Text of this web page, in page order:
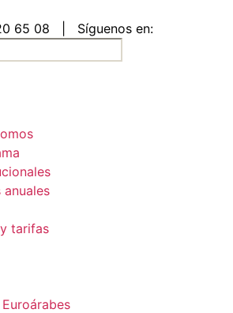
65 08
Síguenos en:
anuales
tarifas